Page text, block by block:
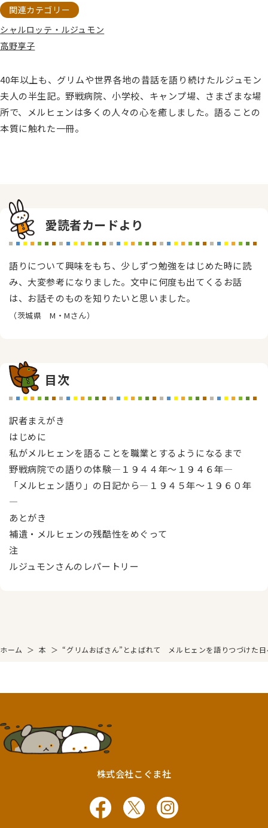
関連カテゴリー
シャルロッテ・ルジュモン
高野享子
40年以上も、グリムや世界各地の昔話を語り続けたルジュモン
夫人の半生記。野戦病院、小学校、キャンプ場、さまざまな場
所で、メルヒェンは多くの人々の心を癒しました。語ることの
本質に触れた一冊。
愛読者カードより
語りについて興味をもち、少しずつ勉強をはじめた時に読
み、大変参考になりました。文中に何度も出てくるお話
は、お話そのものを知りたいと思いました。
（茨城県 M・Mさん）
目次
訳者まえがき
はじめに
私がメルヒェンを語ることを職業とするようになるまで
野戦病院での語りの体験―１９４４年〜１９４６年―
「メルヒェン語り」の日記から―１９４５年〜１９６０年
―
あとがき
補遺・メルヒェンの残酷性をめぐって
注
ルジュモンさんのレパートリー
ホーム ＞ 本 ＞ “グリムおばさん”とよばれて メルヒェンを語りつづけた
株式会社こぐま社